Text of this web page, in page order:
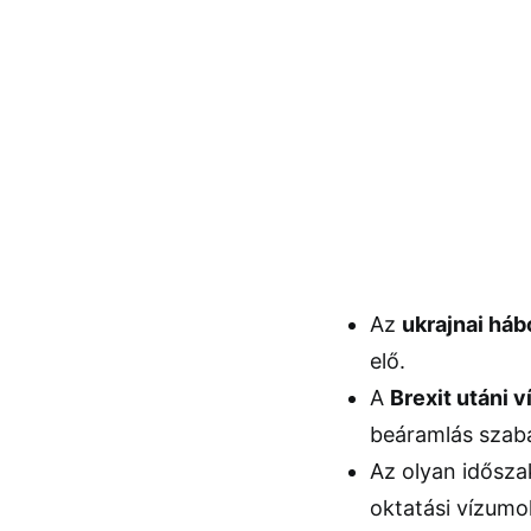
Az ukrajnai
elő.
A Brexit utáni
beáramlás
Az olyan
oktatási